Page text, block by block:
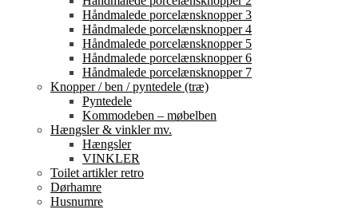
Håndmalede porcelænsknopper 3
Håndmalede porcelænsknopper 4
Håndmalede porcelænsknopper 5
Håndmalede porcelænsknopper 6
Håndmalede porcelænsknopper 7
Knopper / ben / pyntedele (træ)
Pyntedele
Kommodeben – møbelben
Hængsler & vinkler mv.
Hængsler
VINKLER
Toilet artikler retro
Dørhamre
Husnumre